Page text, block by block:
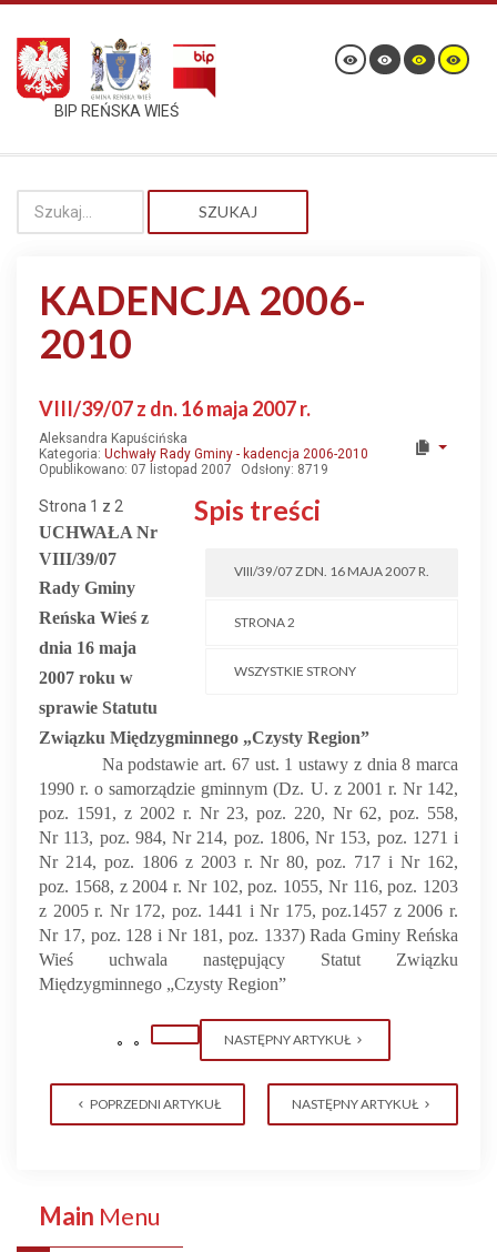
BIP REŃSKA WIEŚ
SZUKAJ
KADENCJA 2006-
2010
VIII/39/07 z dn. 16 maja 2007 r.
Aleksandra Kapuścińska
Kategoria: Uchwały Rady Gminy - kadencja 2006-2010
Opublikowano: 07 listopad 2007
Odsłony: 8719
Spis treści
VIII/39/07 Z DN. 16 MAJA 2007 R.
STRONA 2
WSZYSTKIE STRONY
Strona 1 z 2
UCHWAŁA Nr
VIII/39/07
Rady Gminy
Reńska Wieś z
dnia 16 maja
2007 roku w
sprawie Statutu
Związku Międzygminnego „Czysty Region”
Na podstawie art. 67 ust. 1 ustawy z dnia 8 marca
1990 r. o samorządzie gminnym (Dz. U. z 2001 r. Nr 142,
poz. 1591, z 2002 r. Nr 23, poz. 220, Nr 62, poz. 558,
Nr 113, poz. 984, Nr 214, poz. 1806, Nr 153, poz. 1271 i
Nr 214, poz. 1806 z 2003 r. Nr 80, poz. 717 i Nr 162,
poz. 1568, z 2004 r. Nr 102, poz. 1055, Nr 116, poz. 1203
z 2005 r. Nr 172, poz. 1441 i Nr 175, poz.1457 z 2006 r.
Nr 17, poz. 128 i Nr 181, poz. 1337) Rada Gminy Reńska
Wieś uchwala następujący Statut Związku
Międzygminnego „Czysty Region”
NASTĘPNY ARTYKUŁ
POPRZEDNI ARTYKUŁ NASTĘPNY ARTYKUŁ
Main Menu